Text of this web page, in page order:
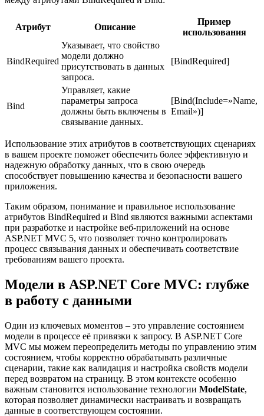
Атрибут Описание
Пример
использования
BindRequired
Указывает, что свойство
модели должно
присутствовать в данных
запроса.
[BindRequired]
Bind
Управляет, какие
параметры запроса
должны быть включены в
связывание данных.
[Bind(Include=»Name,
Email»)]
Использование этих атрибутов в соответствующих сценариях
в вашем проекте поможет обеспечить более эффективную и
надежную обработку данных, что в свою очередь
способствует повышению качества и безопасности вашего
приложения.
Таким образом, понимание и правильное использование
атрибутов BindRequired и Bind являются важными аспектами
при разработке и настройке веб-приложений на основе
ASP.NET MVC 5, что позволяет точно контролировать
процесс связывания данных и обеспечивать соответствие
требованиям вашего проекта.
Модели в ASP.NET Core MVC: глубже
в работу с данными
Один из ключевых моментов – это управление состоянием
модели в процессе её привязки к запросу. В ASP.NET Core
MVC мы можем переопределить методы по управлению этим
состоянием, чтобы корректно обрабатывать различные
сценарии, такие как валидация и настройка свойств модели
перед возвратом на страницу. В этом контексте особенно
важным становится использование технологии ModelState,
которая позволяет динамически настраивать и возвращать
данные в соответствующем состоянии.